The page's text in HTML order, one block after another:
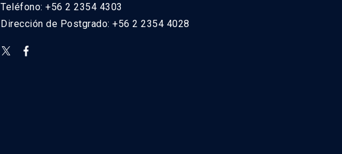
Teléfono: +56 2 2354 4303
Dirección de Postgrado: +56 2 2354 4028